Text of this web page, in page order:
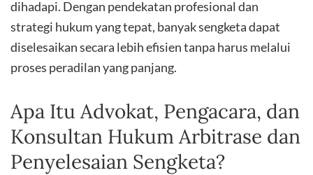
dihadapi. Dengan pendekatan profesional dan
strategi hukum yang tepat, banyak sengketa dapat
diselesaikan secara lebih efisien tanpa harus melalui
proses peradilan yang panjang.
Apa Itu Advokat, Pengacara, dan
Konsultan Hukum Arbitrase dan
Penyelesaian Sengketa?